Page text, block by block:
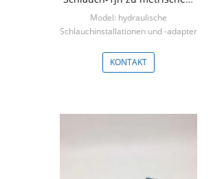
O Ring Straight
Model: hydraulische
Schlauchinstallationen und -adapter
KONTAKT